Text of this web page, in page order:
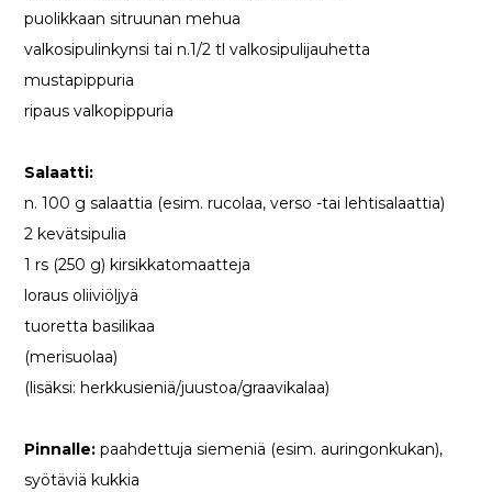
puolikkaan sitruunan mehua
valkosipulinkynsi tai n.1/2 tl valkosipulijauhetta
mustapippuria
ripaus valkopippuria
Salaatti:
n. 100 g salaattia (esim. rucolaa, verso -tai lehtisalaattia)
2 kevätsipulia
1 rs (250 g) kirsikkatomaatteja
loraus oliiviöljyä
tuoretta basilikaa
(merisuolaa)
(lisäksi: herkkusieniä/juustoa/graavikalaa)
Pinnalle:paahdettuja siemeniä (esim. auringonkukan),
syötäviä kukkia